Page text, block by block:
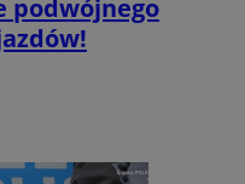
podwójnego